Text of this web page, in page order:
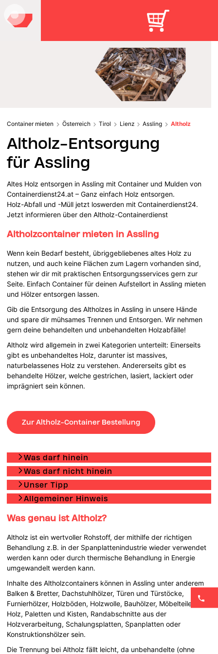
Container mieten Österreich Tirol Lienz Assling Altholz
Altholz-Entsorgung
für Assling
Altes Holz entsorgen in Assling mit Container und Mulden von
Containerdienst24.at – Ganz einfach Holz entsorgen.
Holz-Abfall und -Müll jetzt loswerden mit Containerdienst24.
Jetzt informieren über den Altholz-Containerdienst
Altholzcontainer mieten in Assling
Wenn kein Bedarf besteht, übriggebliebenes altes Holz zu
nutzen, und auch keine Flächen zum Lagern vorhanden sind,
stehen wir dir mit praktischen Entsorgungsservices gern zur
Seite. Einfach Container für deinen Aufstellort in Assling mieten
und Hölzer entsorgen lassen.
Gib die Entsorgung des Altholzes in Assling in unsere Hände
und spare dir mühsames Trennen und Entsorgen. Wir nehmen
gern deine behandelten und unbehandelten Holzabfälle!
Altholz wird allgemein in zwei Kategorien unterteilt: Einerseits
gibt es unbehandeltes Holz, darunter ist massives,
naturbelassenes Holz zu verstehen. Andererseits gibt es
behandelte Hölzer, welche gestrichen, lasiert, lackiert oder
imprägniert sein können.
Zur Altholz-Container Bestellung
Was darf hinein
Was darf nicht hinein
Unser Tipp
Allgemeiner Hinweis
Was genau ist Altholz?
Altholz ist ein wertvoller Rohstoff, der mithilfe der richtigen
Behandlung z.B. in der Spanplattenindustrie wieder verwendet
werden kann oder durch thermische Behandlung in Energie
umgewandelt werden kann.
Inhalte des Altholzcontainers können in Assling unter anderem
Balken & Bretter, Dachstuhlhölzer, Türen und Türstöcke,
Furnierhölzer, Holzböden, Holzwolle, Bauhölzer, Möbelteile aus
Holz, Paletten und Kisten, Randabschnitte aus der
Holzverarbeitung, Schalungsplatten, Spanplatten oder
Konstruktionshölzer sein.
Die Trennung bei Altholz fällt leicht, da unbehandelte (ohne